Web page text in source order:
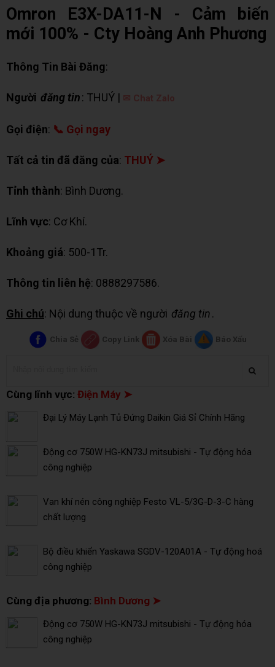
Omron E3X-DA11-N - Cảm biến
mới 100% - Cty Hoàng Anh Phương
Thông Tin Bài Đăng:
Người đăng tin: THUÝ | ✉ Chat Zalo
Gọi điện: 📞 Gọi ngay
Tất cả tin đã đăng của: THUÝ ➤
Tỉnh thành: Bình Dương.
Lĩnh vực: Cơ Khí.
Khoảng giá: 500-1Tr.
Thông tin liên hệ: 0888297586.
Ghi chú: Nội dung thuộc về người đăng tin.
Chia Sẻ Copy Link Xóa Bài Báo Xấu
Cùng lĩnh vực: Điện Máy ➤
Đại Lý Máy Lạnh Tủ Đứng Daikin Giá Sỉ Chính Hãng
Động cơ 750W HG-KN73J mitsubishi - Tự động hóa
công nghiệp
Van khí nén công nghiệp Festo VL-5/3G-D-3-C hàng
chất lượng
Bộ điều khiển Yaskawa SGDV-120A01A - Tự động hoá
công nghiệp
Cùng địa phương: Bình Dương ➤
Động cơ 750W HG-KN73J mitsubishi - Tự động hóa
công nghiệp